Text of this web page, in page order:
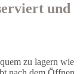
und
zu lagern wie